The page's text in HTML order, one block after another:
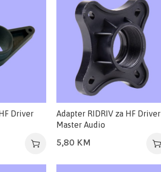
Driver
Adapter RIDRIV za HF Driver
Master Audio
5,80 KM